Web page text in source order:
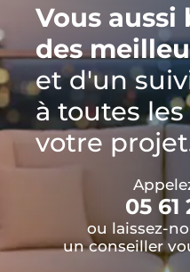
Vous aussi
des
et d'un
à toutes
votre
05 61
ou laissez-
un conseiller